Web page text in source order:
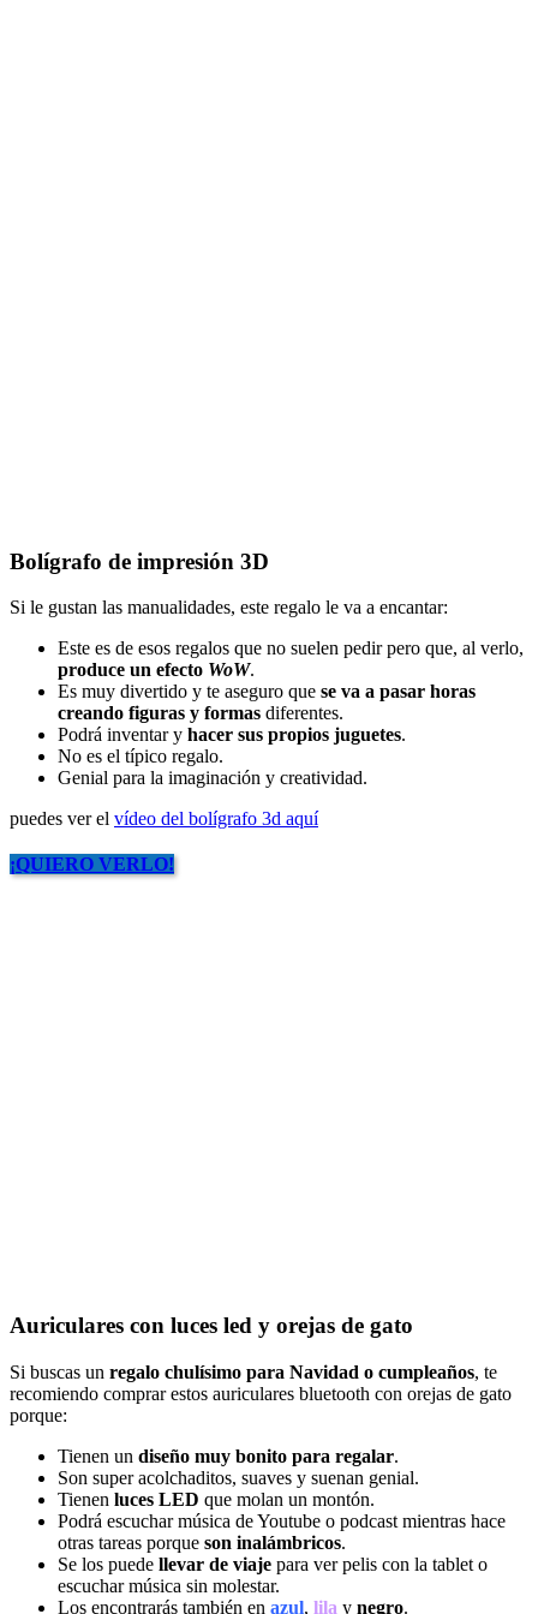
Bolígrafo de impresión 3D
Si le gustan las manualidades, este regalo le va a encantar:
Este es de esos regalos que no suelen pedir pero que, al verlo,
produce un efecto WoW.
Es muy divertido y te aseguro que se va a pasar horas
creando figuras y formas diferentes.
Podrá inventar y hacer sus propios juguetes.
No es el típico regalo.
Genial para la imaginación y creatividad.
puedes ver el vídeo del bolígrafo 3d aquí
¡QUIERO VERLO!
Auriculares con luces led y orejas de gato
Si buscas un regalo chulísimo para Navidad o cumpleaños, te
recomiendo comprar estos auriculares bluetooth con orejas de gato
porque:
Tienen un diseño muy bonito para regalar.
Son super acolchaditos, suaves y suenan genial.
Tienen luces LED que molan un montón.
Podrá escuchar música de Youtube o podcast mientras hace
otras tareas porque son inalámbricos.
Se los puede llevar de viaje para ver pelis con la tablet o
escuchar música sin molestar.
Los encontrarás también en azul, lila y negro.